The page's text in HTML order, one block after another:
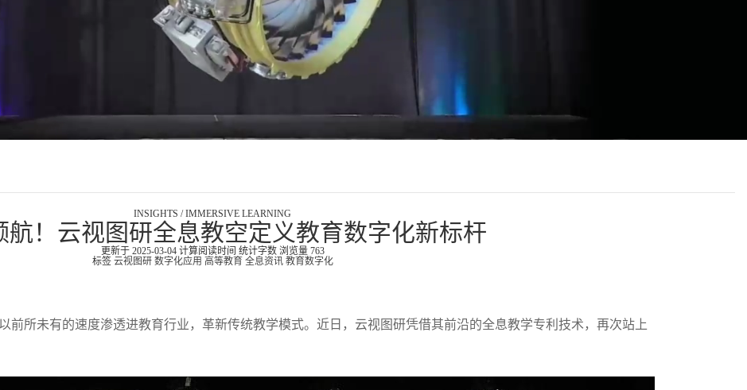
INSIGHTS / IMMERSIVE LEARNING
航！云视图研全息教空定义教育数字化新标杆
更新于 2025-03-04 计算阅读时间 统计字数 浏览量 763
标签 云视图研 数字化应用 高等教育 全息资讯 教育数字化
前所未有的速度渗透进教育行业，革新传统教学模式。近日，云视图研凭借其前沿的全息教学专利技术，再次站上